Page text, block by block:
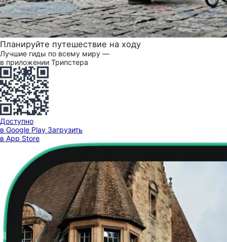
Планируйте путешествие на ходу
Лучшие гиды по всему миру —
в приложении Трипстера
Доступно
в Google Play Загрузить
в App Store